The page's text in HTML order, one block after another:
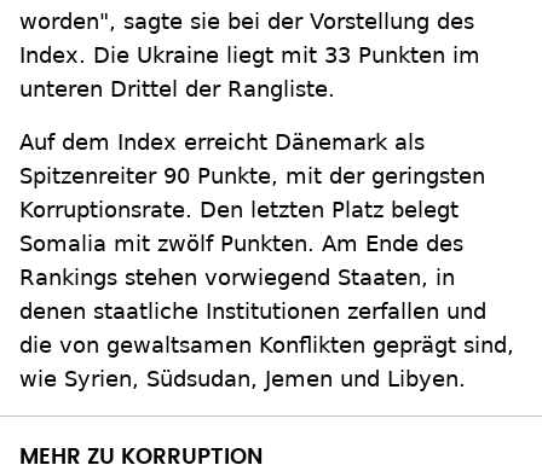
worden", sagte sie bei der Vorstellung des
Index. Die Ukraine liegt mit 33 Punkten im
unteren Drittel der Rangliste.
Auf dem Index erreicht Dänemark als
Spitzenreiter 90 Punkte, mit der geringsten
Korruptionsrate. Den letzten Platz belegt
Somalia mit zwölf Punkten. Am Ende des
Rankings stehen vorwiegend Staaten, in
denen staatliche Institutionen zerfallen und
die von gewaltsamen Konflikten geprägt sind,
wie Syrien, Südsudan, Jemen und Libyen.
MEHR ZU KORRUPTION